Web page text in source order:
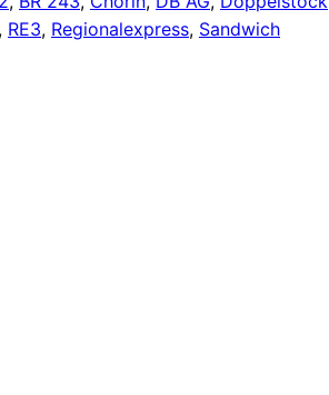
RE3, Regionalexpress, Sandwich